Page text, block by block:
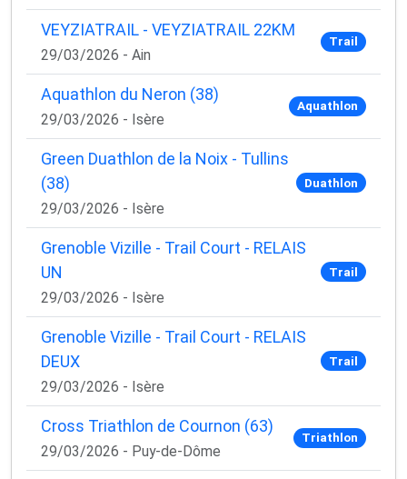
VEYZIATRAIL - VEYZIATRAIL 22KM
29/03/2026 - Ain
Trail
Aquathlon du Neron (38)
29/03/2026 - Isère
Aquathlon
Green Duathlon de la Noix - Tullins
(38)
29/03/2026 - Isère
Duathlon
Grenoble Vizille - Trail Court - RELAIS
UN
29/03/2026 - Isère
Trail
Grenoble Vizille - Trail Court - RELAIS
DEUX
29/03/2026 - Isère
Trail
Cross Triathlon de Cournon (63)
29/03/2026 - Puy-de-Dôme
Triathlon